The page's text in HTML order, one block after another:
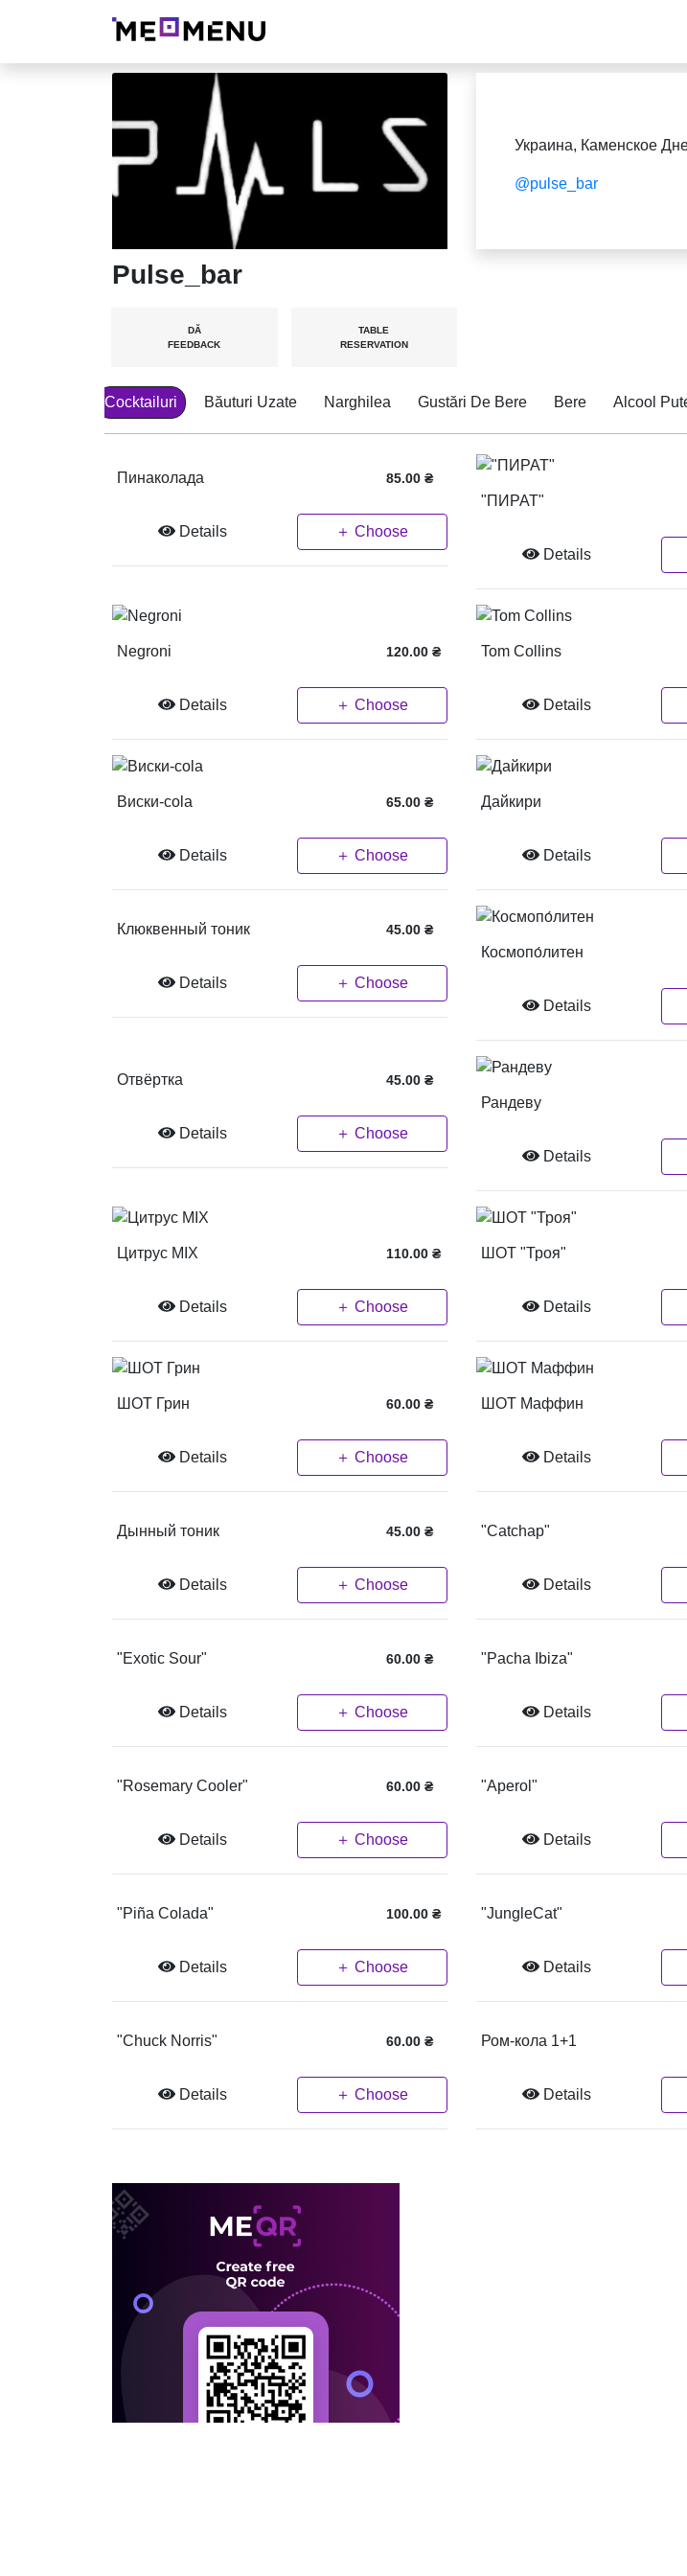
Украина, Каменское
@pulse_bar
Pulse_bar
DĂ
FEEDBACK
TABLE
RESERVATION
Cocktailuri Băuturi Uzate Narghilea Gustări De Bere Bere Alcool
Пинаколада 85.00 ₴
Details ＋ Choose
"ПИРАТ"
Details
Negroni 120.00 ₴
Details ＋ Choose
Tom Collins
Details
Виски-cola 65.00 ₴
Details ＋ Choose
Дайкири
Details
Клюквенный тоник 45.00 ₴
Details ＋ Choose
Космопо́литен
Details
Отвёртка 45.00 ₴
Details ＋ Choose
Рандеву
Details
Цитрус MIX 110.00 ₴
Details ＋ Choose
ШОТ "Троя"
Details
ШОТ Грин 60.00 ₴
Details ＋ Choose
ШОТ Маффин
Details
Дынный тоник 45.00 ₴
Details ＋ Choose
"Catchap"
Details
"Exotic Sour" 60.00 ₴
Details ＋ Choose
"Pacha Ibiza"
Details
"Rosemary Cooler" 60.00 ₴
Details ＋ Choose
"Aperol"
Details
"Piña Colada" 100.00 ₴
Details ＋ Choose
"JungleCat"
Details
"Chuck Norris" 60.00 ₴
Details ＋ Choose
Ром-кола 1+1
Details